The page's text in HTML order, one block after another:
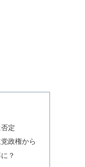
定
政権から
？